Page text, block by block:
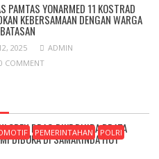
PAMTAS YONARMED 11 KOSTRAD
KEBERSAMAAN DENGAN WARGA
2025
ADMIN
COMMENT
PEMERINTAHAN POLRI
OPEN DRAG BIKE DHIRA BRATA
DIBUKA DI SAMARINDA HUT